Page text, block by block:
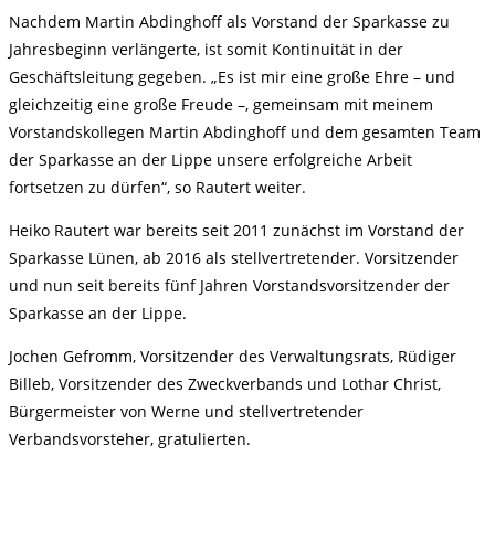
Nachdem Martin Abdinghoff als Vorstand der Sparkasse zu
Jahresbeginn verlängerte, ist somit Kontinuität in der
Geschäftsleitung gegeben. „Es ist mir eine große Ehre – und
gleichzeitig eine große Freude –, gemeinsam mit meinem
Vorstandskollegen Martin Abdinghoff und dem gesamten Team
der Sparkasse an der Lippe unsere erfolgreiche Arbeit
fortsetzen zu dürfen“, so Rautert weiter.
Heiko Rautert war bereits seit 2011 zunächst im Vorstand der
Sparkasse Lünen, ab 2016 als stellvertretender. Vorsitzender
und nun seit bereits fünf Jahren Vorstandsvorsitzender der
Sparkasse an der Lippe.
Jochen Gefromm, Vorsitzender des Verwaltungsrats, Rüdiger
Billeb, Vorsitzender des Zweckverbands und Lothar Christ,
Bürgermeister von Werne und stellvertretender
Verbandsvorsteher, gratulierten.